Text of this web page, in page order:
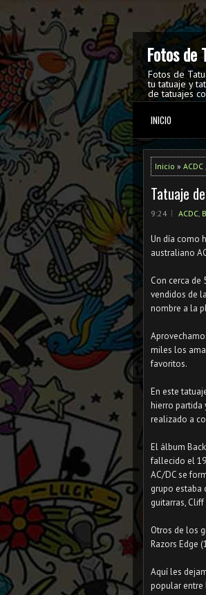
Fotos de
Fotos de
tu tatuaje y
de tatuajes
INICIO
Inicio » ACDC ,
Tatuaje
9:24 ACDC,
Un día como
australiano
Con cerca
vendidos de
nombre a la
miles los
favoritos.
En este
hierro partida
realizado a
El álbum
fallecido el
AC/DC se
grupo estaba
guitarras,
Otros de los
Razors Edge
Aquí les
popular entre